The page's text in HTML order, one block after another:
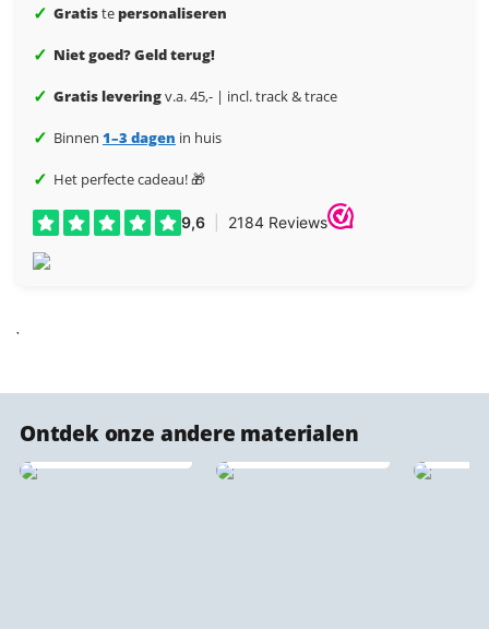
✓ Gratistepersonaliseren
✓ Niet goed? Geld terug!
✓ Gratis leveringv.a. 45,- | incl. track & trace
✓ Binnen 1–3 dagen in huis
✓ Het perfecte cadeau! 🎁
Ontdek onze andere materialen
PET Vilt Stadsprint 🔇